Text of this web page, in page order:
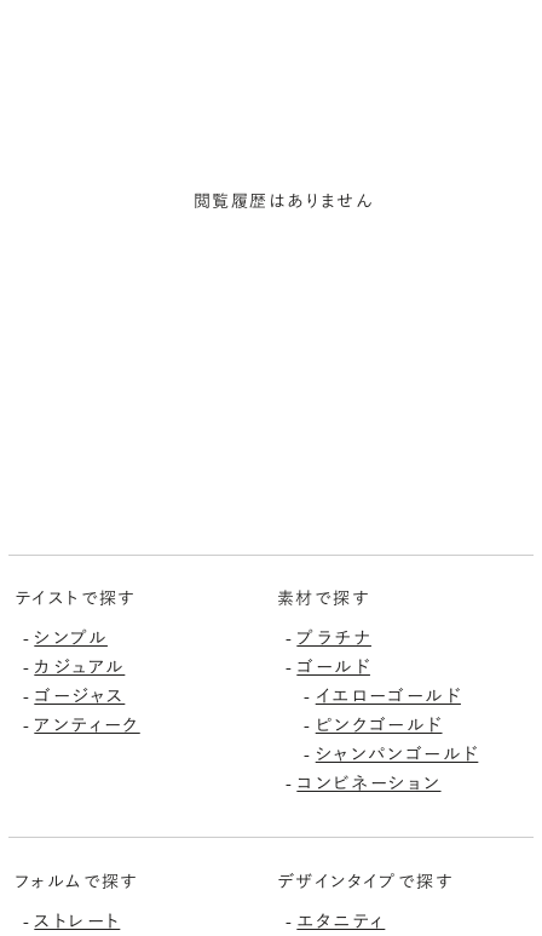
閲覧履歴はありません
テイストで探す
- シンプル
- カジュアル
- ゴージャス
- アンティーク
素材で探す
- プラチナ
- ゴールド
- イエローゴールド
- ピンクゴールド
- シャンパンゴールド
- コンビネーション
フォルムで探す
- ストレート
デザインタイプで探す
- エタニティ